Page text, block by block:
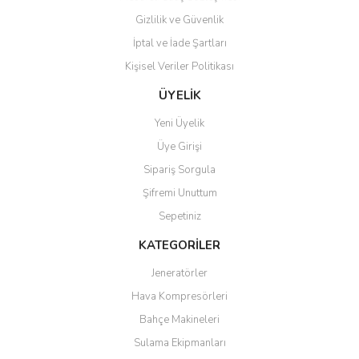
Gönder
Gizlilik ve Güvenlik
İptal ve İade Şartları
Kişisel Veriler Politikası
ÜYELİK
Yeni Üyelik
Üye Girişi
Sipariş Sorgula
Şifremi Unuttum
Sepetiniz
KATEGORİLER
Jeneratörler
Hava Kompresörleri
Bahçe Makineleri
Sulama Ekipmanları